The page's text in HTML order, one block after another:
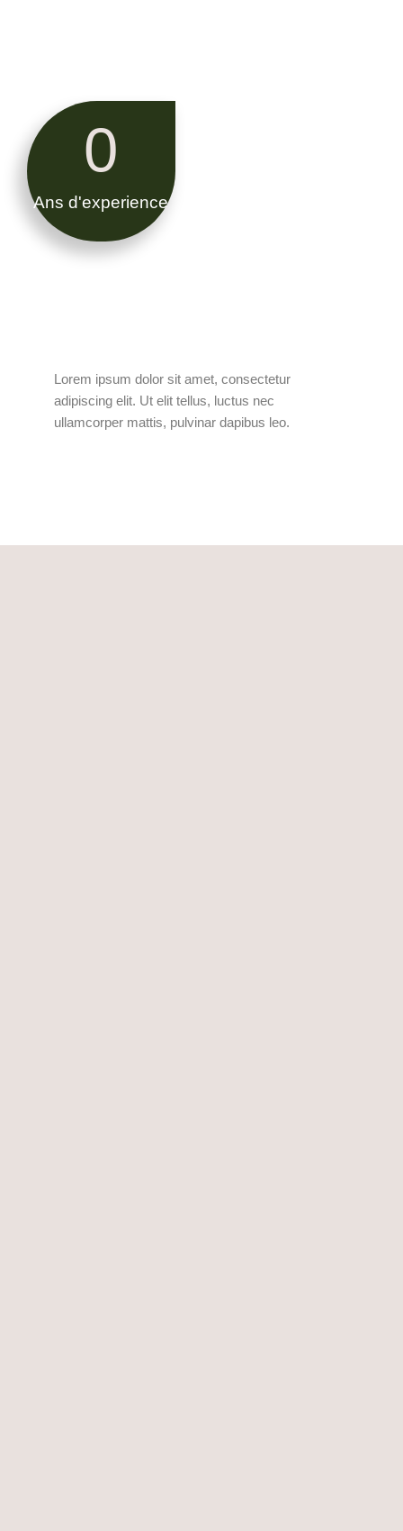
Ans d'experience
0
Lorem ipsum dolor sit amet, consectetur
adipiscing elit. Ut elit tellus, luctus nec
ullamcorper mattis, pulvinar dapibus leo.